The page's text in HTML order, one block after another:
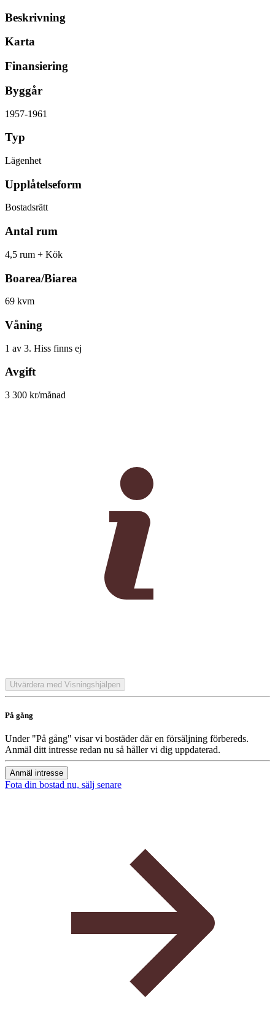
Beskrivning
Karta
Finansiering
Byggår
1957-1961
Typ
Lägenhet
Upplåtelseform
Bostadsrätt
Antal rum
4,5 rum + Kök
Boarea/Biarea
69 kvm
Våning
1 av 3. Hiss finns ej
Avgift
3 300 kr/månad
Utvärdera med Visningshjälpen
På gång
Under "På gång" visar vi bostäder där en försäljning förbereds.
Anmäl ditt intresse redan nu så håller vi dig uppdaterad.
Anmäl intresse
Fota din bostad nu, sälj senare